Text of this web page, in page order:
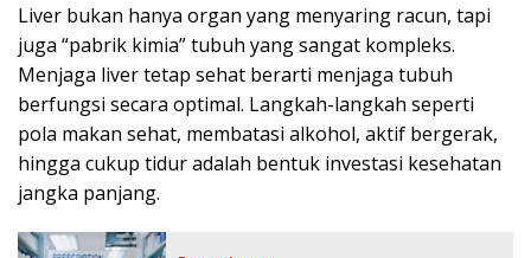
Liver bukan hanya organ yang menyaring racun, tapi
juga “pabrik kimia” tubuh yang sangat kompleks.
Menjaga liver tetap sehat berarti menjaga tubuh
berfungsi secara optimal. Langkah-langkah seperti
pola makan sehat, membatasi alkohol, aktif bergerak,
hingga cukup tidur adalah bentuk investasi kesehatan
jangka panjang.